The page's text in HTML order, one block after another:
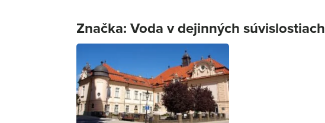
Značka: Voda v dejinných súvislostiach